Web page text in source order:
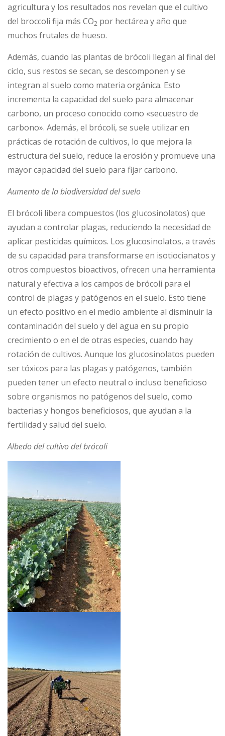
agricultura y los resultados nos revelan que el cultivo
del broccoli fija más CO2 por hectárea y año que
muchos frutales de hueso.
Además, cuando las plantas de brócoli llegan al final del
ciclo, sus restos se secan, se descomponen y se
integran al suelo como materia orgánica. Esto
incrementa la capacidad del suelo para almacenar
carbono, un proceso conocido como «secuestro de
carbono». Además, el brócoli, se suele utilizar en
prácticas de rotación de cultivos, lo que mejora la
estructura del suelo, reduce la erosión y promueve una
mayor capacidad del suelo para fijar carbono.
Aumento de la biodiversidad del suelo
El brócoli libera compuestos (los glucosinolatos) que
ayudan a controlar plagas, reduciendo la necesidad de
aplicar pesticidas químicos. Los glucosinolatos, a través
de su capacidad para transformarse en isotiocianatos y
otros compuestos bioactivos, ofrecen una herramienta
natural y efectiva a los campos de brócoli para el
control de plagas y patógenos en el suelo. Esto tiene
un efecto positivo en el medio ambiente al disminuir la
contaminación del suelo y del agua en su propio
crecimiento o en el de otras especies, cuando hay
rotación de cultivos. Aunque los glucosinolatos pueden
ser tóxicos para las plagas y patógenos, también
pueden tener un efecto neutral o incluso beneficioso
sobre organismos no patógenos del suelo, como
bacterias y hongos beneficiosos, que ayudan a la
fertilidad y salud del suelo.
Albedo del cultivo del brócoli